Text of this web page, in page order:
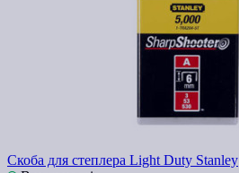
Скоба для степлера Light Duty Stanley